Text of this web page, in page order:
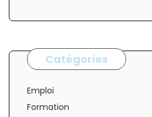
Catégories
Emploi
Formation